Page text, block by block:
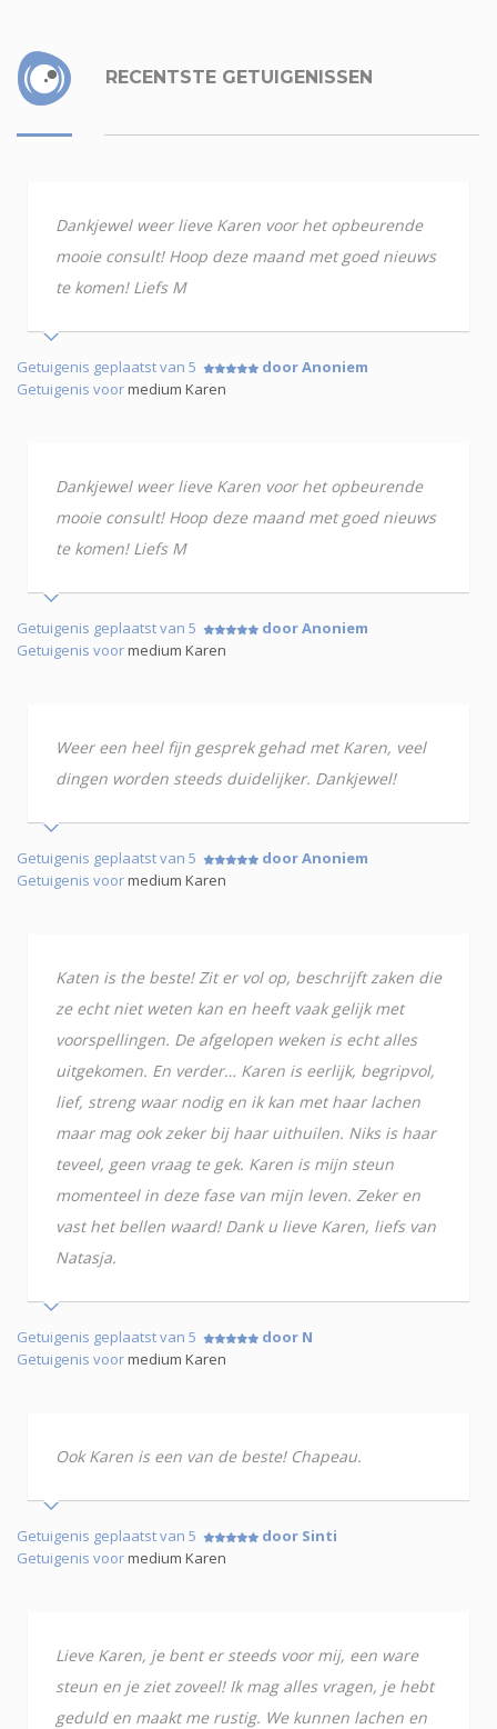
RECENTSTE GETUIGENISSEN
Dankjewel weer lieve Karen voor het opbeurende
mooie consult! Hoop deze maand met goed nieuws
te komen! Liefs M
Getuigenis geplaatst van 5
door Anoniem
Getuigenis voormedium Karen
Dankjewel weer lieve Karen voor het opbeurende
mooie consult! Hoop deze maand met goed nieuws
te komen! Liefs M
Getuigenis geplaatst van 5
door Anoniem
Getuigenis voormedium Karen
Weer een heel fijn gesprek gehad met Karen, veel
dingen worden steeds duidelijker. Dankjewel!
Getuigenis geplaatst van 5
door Anoniem
Getuigenis voormedium Karen
Katen is the beste! Zit er vol op, beschrijft zaken die
ze echt niet weten kan en heeft vaak gelijk met
voorspellingen. De afgelopen weken is echt alles
uitgekomen. En verder… Karen is eerlijk, begripvol,
lief, streng waar nodig en ik kan met haar lachen
maar mag ook zeker bij haar uithuilen. Niks is haar
teveel, geen vraag te gek. Karen is mijn steun
momenteel in deze fase van mijn leven. Zeker en
vast het bellen waard! Dank u lieve Karen, liefs van
Natasja.
Getuigenis geplaatst van 5
door N
Getuigenis voormedium Karen
Ook Karen is een van de beste! Chapeau.
Getuigenis geplaatst van 5
door Sinti
Getuigenis voormedium Karen
Lieve Karen, je bent er steeds voor mij, een ware
steun en je ziet zoveel! Ik mag alles vragen, je hebt
geduld en maakt me rustig. We kunnen lachen en